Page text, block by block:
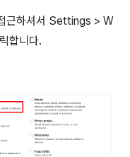
근하셔서 Settings > W
합니다.